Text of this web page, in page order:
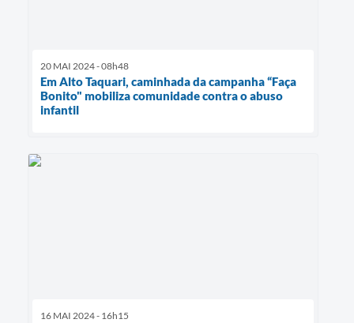
20 MAI 2024 - 08h48
Em Alto Taquari, caminhada da campanha “Faça
Bonito" mobiliza comunidade contra o abuso
infantil
16 MAI 2024 - 16h15